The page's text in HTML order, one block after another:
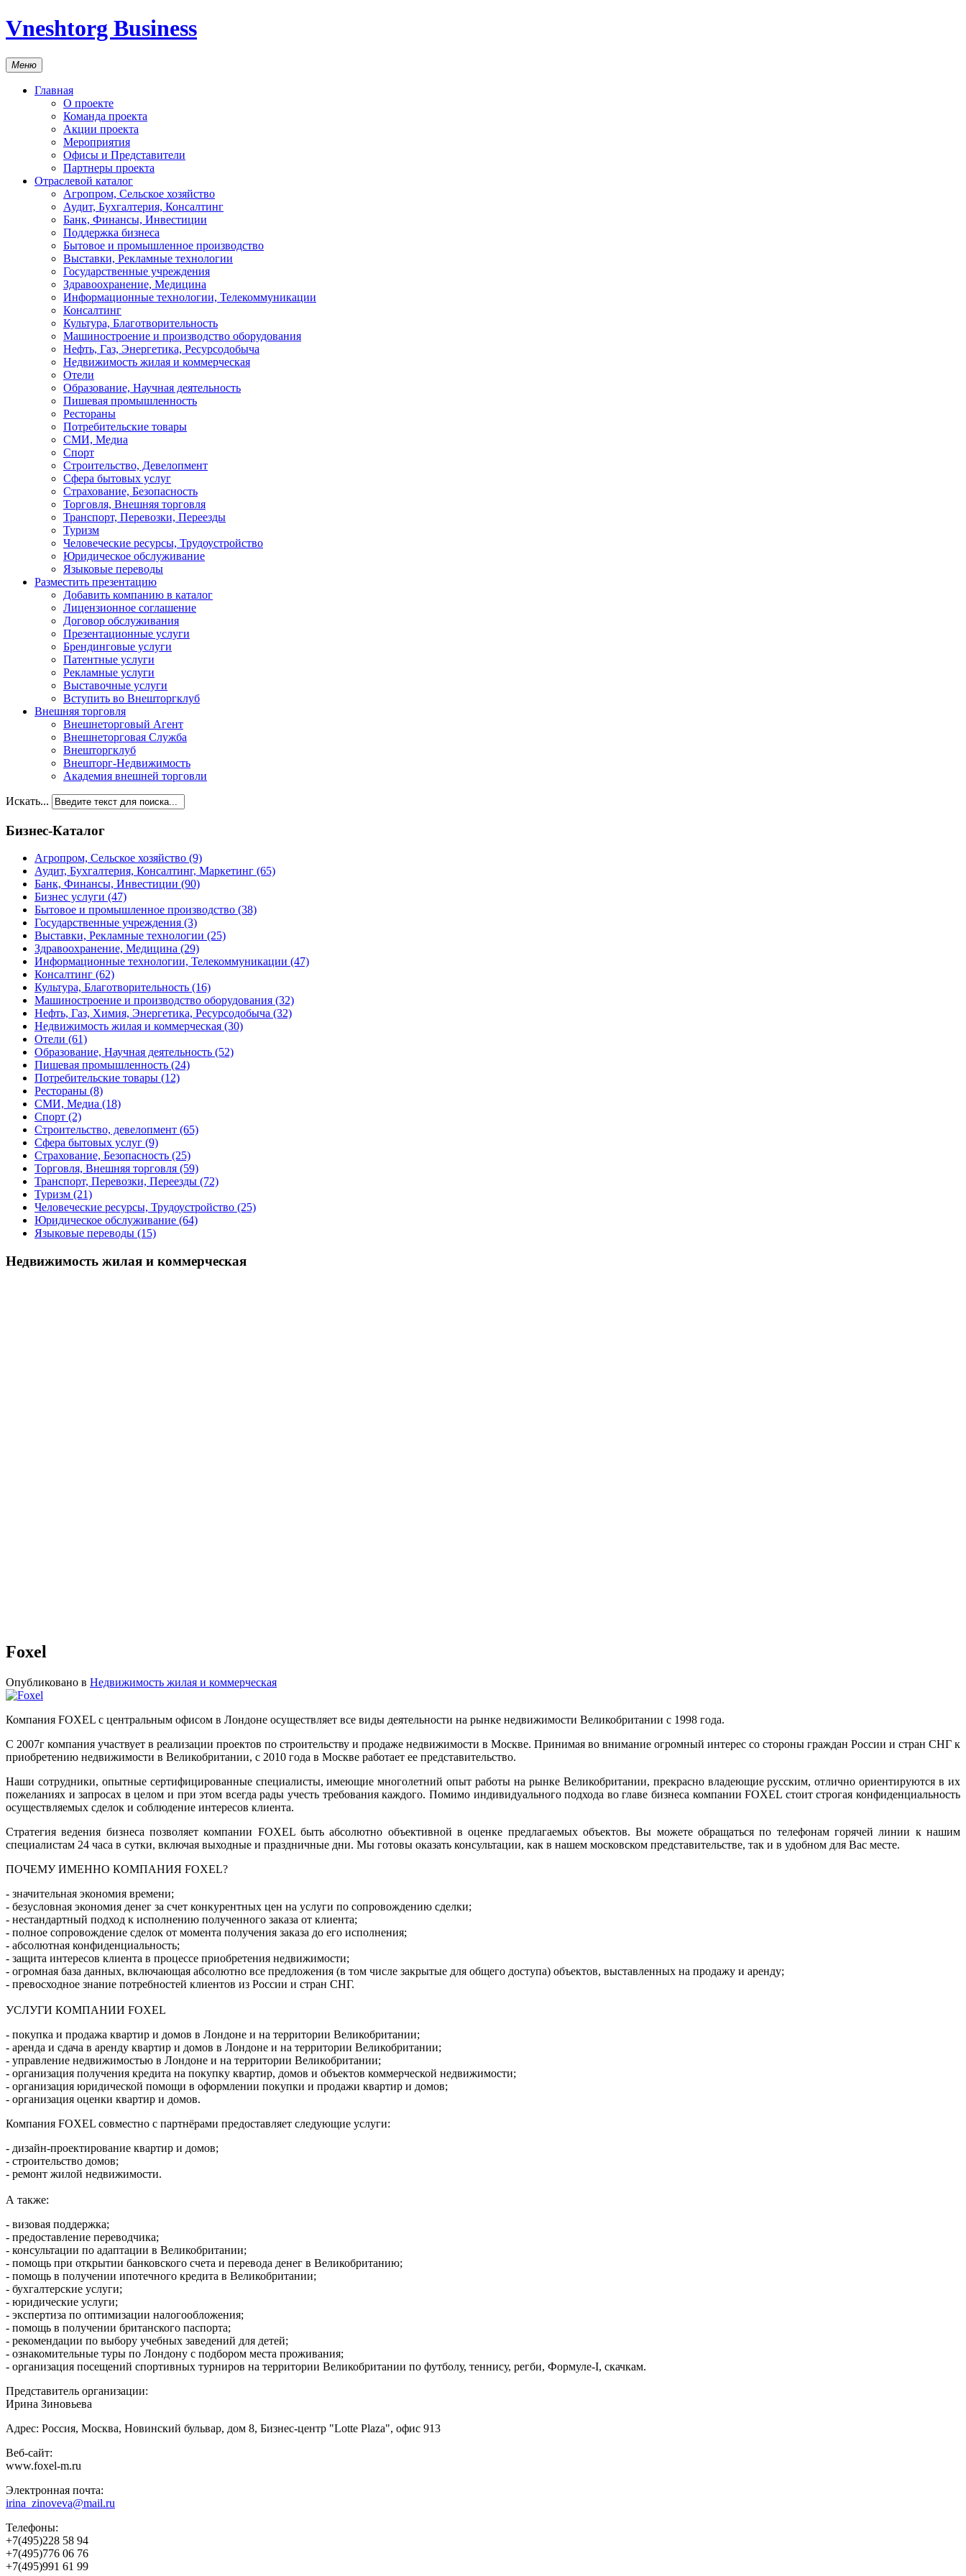
Vneshtorg Business
Меню
Главная
О проекте
Команда проекта
Акции проекта
Мероприятия
Офисы и Представители
Партнеры проекта
Отраслевой каталог
Агропром, Сельское хозяйство
Аудит, Бухгалтерия, Консалтинг
Банк, Финансы, Инвестиции
Поддержка бизнеса
Бытовое и промышленное производство
Выставки, Рекламные технологии
Государственные учреждения
Здравоохранение, Медицина
Информационные технологии, Телекоммуникации
Консалтинг
Культура, Благотворительность
Машиностроение и производство оборудования
Нефть, Газ, Энергетика, Ресурсодобыча
Недвижимость жилая и коммерческая
Отели
Образование, Научная деятельность
Пишевая промышленность
Рестораны
Потребительские товары
СМИ, Медиа
Спорт
Строительство, Девелопмент
Сфера бытовых услуг
Страхование, Безопасность
Торговля, Внешняя торговля
Транспорт, Перевозки, Переезды
Туризм
Человеческие ресурсы, Трудоустройство
Юридическое обслуживание
Языковые переводы
Разместить презентацию
Добавить компанию в каталог
Лицензионное соглашение
Договор обслуживания
Презентационные услуги
Брендинговые услуги
Патентные услуги
Рекламные услуги
Выставочные услуги
Вступить во Внешторгклуб
Внешняя торговля
Внешнеторговый Агент
Внешнеторговая Служба
Внешторгклуб
Внешторг-Недвижимость
Академия внешней торговли
Искать...
Бизнес-Каталог
Агропром, Сельское хозяйство (9)
Аудит, Бухгалтерия, Консалтинг, Маркетинг (65)
Банк, Финансы, Инвестиции (90)
Бизнес услуги (47)
Бытовое и промышленное производство (38)
Государственные учреждения (3)
Выставки, Рекламные технологии (25)
Здравоохранение, Медицина (29)
Информационные технологии, Телекоммуникации (47)
Консалтинг (62)
Культура, Благотворительность (16)
Машиностроение и производство оборудования (32)
Нефть, Газ, Химия, Энергетика, Ресурсодобыча (32)
Недвижимость жилая и коммерческая (30)
Отели (61)
Образование, Научная деятельность (52)
Пишевая промышленность (24)
Потребительские товары (12)
Рестораны (8)
СМИ, Медиа (18)
Спорт (2)
Строительство, девелопмент (65)
Сфера бытовых услуг (9)
Страхование, Безопасность (25)
Торговля, Внешняя торговля (59)
Транспорт, Перевозки, Переезды (72)
Туризм (21)
Человеческие ресурсы, Трудоустройство (25)
Юридическое обслуживание (64)
Языковые переводы (15)
Недвижимость жилая и коммерческая
Foxel
Опубликовано в Недвижимость жилая и коммерческая
Компания FOXEL с центральным офисом в Лондоне осуществляет все виды деятельности на рынке недвижимости Великобритании с 1998 года.
С 2007г компания участвует в реализации проектов по строительству и продаже недвижимости в Москве. Принимая во внимание огромный интерес со стороны граждан России и стран СНГ к
приобретению недвижимости в Великобритании, с 2010 года в Москве работает ее представительство.
Наши сотрудники, опытные сертифицированные специалисты, имеющие многолетний опыт работы на рынке Великобритании, прекрасно владеющие русским, отлично ориентируются в их
пожеланиях и запросах в целом и при этом всегда рады учесть требования каждого. Помимо индивидуального подхода во главе бизнеса компании FOXEL стоит строгая конфиденциальность
осуществляемых сделок и соблюдение интересов клиента.
Стратегия ведения бизнеса позволяет компании FOXEL быть абсолютно объективной в оценке предлагаемых объектов. Вы можете обращаться по телефонам горячей линии к нашим
специалистам 24 часа в сутки, включая выходные и праздничные дни. Мы готовы оказать консультации, как в нашем московском представительстве, так и в удобном для Вас месте.
ПОЧЕМУ ИМЕННО КОМПАНИЯ FOXEL?
- значительная экономия времени;
- безусловная экономия денег за счет конкурентных цен на услуги по сопровождению сделки;
- нестандартный подход к исполнению полученного заказа от клиента;
- полное сопровождение сделок от момента получения заказа до его исполнения;
- абсолютная конфиденциальность;
- защита интересов клиента в процессе приобретения недвижимости;
- огромная база данных, включающая абсолютно все предложения (в том числе закрытые для общего доступа) объектов, выставленных на продажу и аренду;
- превосходное знание потребностей клиентов из России и стран СНГ.
УСЛУГИ КОМПАНИИ FOXEL
- покупка и продажа квартир и домов в Лондоне и на территории Великобритании;
- аренда и сдача в аренду квартир и домов в Лондоне и на территории Великобритании;
- управление недвижимостью в Лондоне и на территории Великобритании;
- организация получения кредита на покупку квартир, домов и объектов коммерческой недвижимости;
- организация юридической помощи в оформлении покупки и продажи квартир и домов;
- организация оценки квартир и домов.
Компания FOXEL совместно с партнёрами предоставляет следующие услуги:
- дизайн-проектирование квартир и домов;
- строительство домов;
- ремонт жилой недвижимости.
А также:
- визовая поддержка;
- предоставление переводчика;
- консультации по адаптации в Великобритании;
- помощь при открытии банковского счета и перевода денег в Великобританию;
- помощь в получении ипотечного кредита в Великобритании;
- бухгалтерские услуги;
- юридические услуги;
- экспертиза по оптимизации налогообложения;
- помощь в получении британского паспорта;
- рекомендации по выбору учебных заведений для детей;
- ознакомительные туры по Лондону с подбором места проживания;
- организация посещений спортивных турниров на территории Великобритании по футболу, теннису, регби, Формуле-I, скачкам.
Представитель организации:
Ирина Зиновьева
Адрес: Россия, Москва, Новинский бульвар, дом 8, Бизнес-центр "Lotte Plaza", офис 913
Веб-сайт:
www.foxel-m.ru
Электронная почта:
irina_zinoveva@mail.ru
Телефоны:
+7(495)228 58 94
+7(495)776 06 76
+7(495)991 61 99